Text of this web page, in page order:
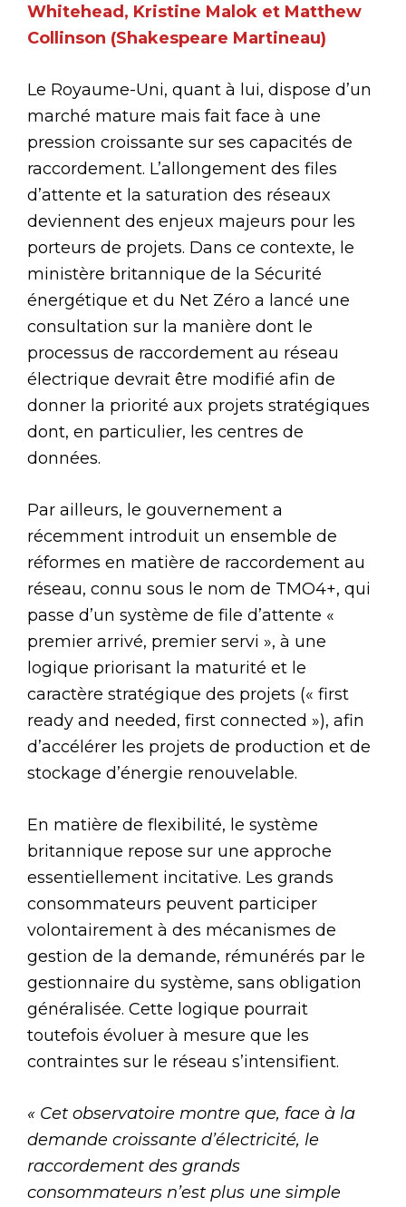
Whitehead, Kristine Malok et Matthew
Collinson (Shakespeare Martineau)
Le Royaume-Uni, quant à lui, dispose d’un
marché mature mais fait face à une
pression croissante sur ses capacités de
raccordement. L’allongement des files
d’attente et la saturation des réseaux
deviennent des enjeux majeurs pour les
porteurs de projets. Dans ce contexte, le
ministère britannique de la Sécurité
énergétique et du Net Zéro a lancé une
consultation sur la manière dont le
processus de raccordement au réseau
électrique devrait être modifié afin de
donner la priorité aux projets stratégiques
dont, en particulier, les centres de
données.
Par ailleurs, le gouvernement a
récemment introduit un ensemble de
réformes en matière de raccordement au
réseau, connu sous le nom de TMO4+, qui
passe d’un système de file d’attente «
premier arrivé, premier servi », à une
logique priorisant la maturité et le
caractère stratégique des projets (« first
ready and needed, first connected »), afin
d’accélérer les projets de production et de
stockage d’énergie renouvelable.
En matière de flexibilité, le système
britannique repose sur une approche
essentiellement incitative. Les grands
consommateurs peuvent participer
volontairement à des mécanismes de
gestion de la demande, rémunérés par le
gestionnaire du système, sans obligation
généralisée. Cette logique pourrait
toutefois évoluer à mesure que les
contraintes sur le réseau s’intensifient.
« Cet observatoire montre que, face à la
demande croissante d’électricité, le
raccordement des grands
consommateurs n’est plus une simple